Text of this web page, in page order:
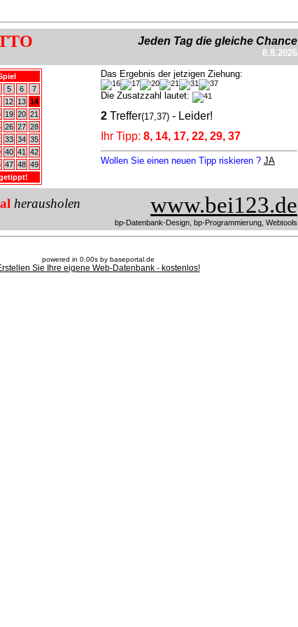
Jeden Tag die gleiche Chance
8.8.2026
5 6
7
12 13 14
19 20 21
26 27 28
33 34 35
40 41
42
47 48 49
Das Ergebnis der jetzigen Ziehung:
Die Zusatzzahl lautet:
2 Treffer(17,37) - Leider!
Ihr Tipp: 8, 14, 17, 22, 29, 37
Wollen Sie einen neuen Tipp riskieren ? JA
herausholen www.bei123.de
bp-Datenbank-Design, bp-Programmierung, Webtools
powered in 0.00s by baseportal.de
Sie Ihre eigene Web-Datenbank - kostenlos!